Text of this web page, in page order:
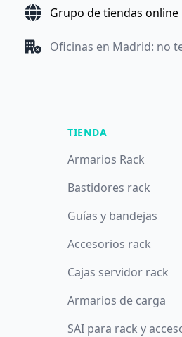
Grupo de tiendas online
Oficinas en Madrid: no
TIENDA
Armarios Rack
Bastidores rack
Guías y bandejas
Accesorios rack
Cajas servidor rack
Armarios de carga
SAI para rack y